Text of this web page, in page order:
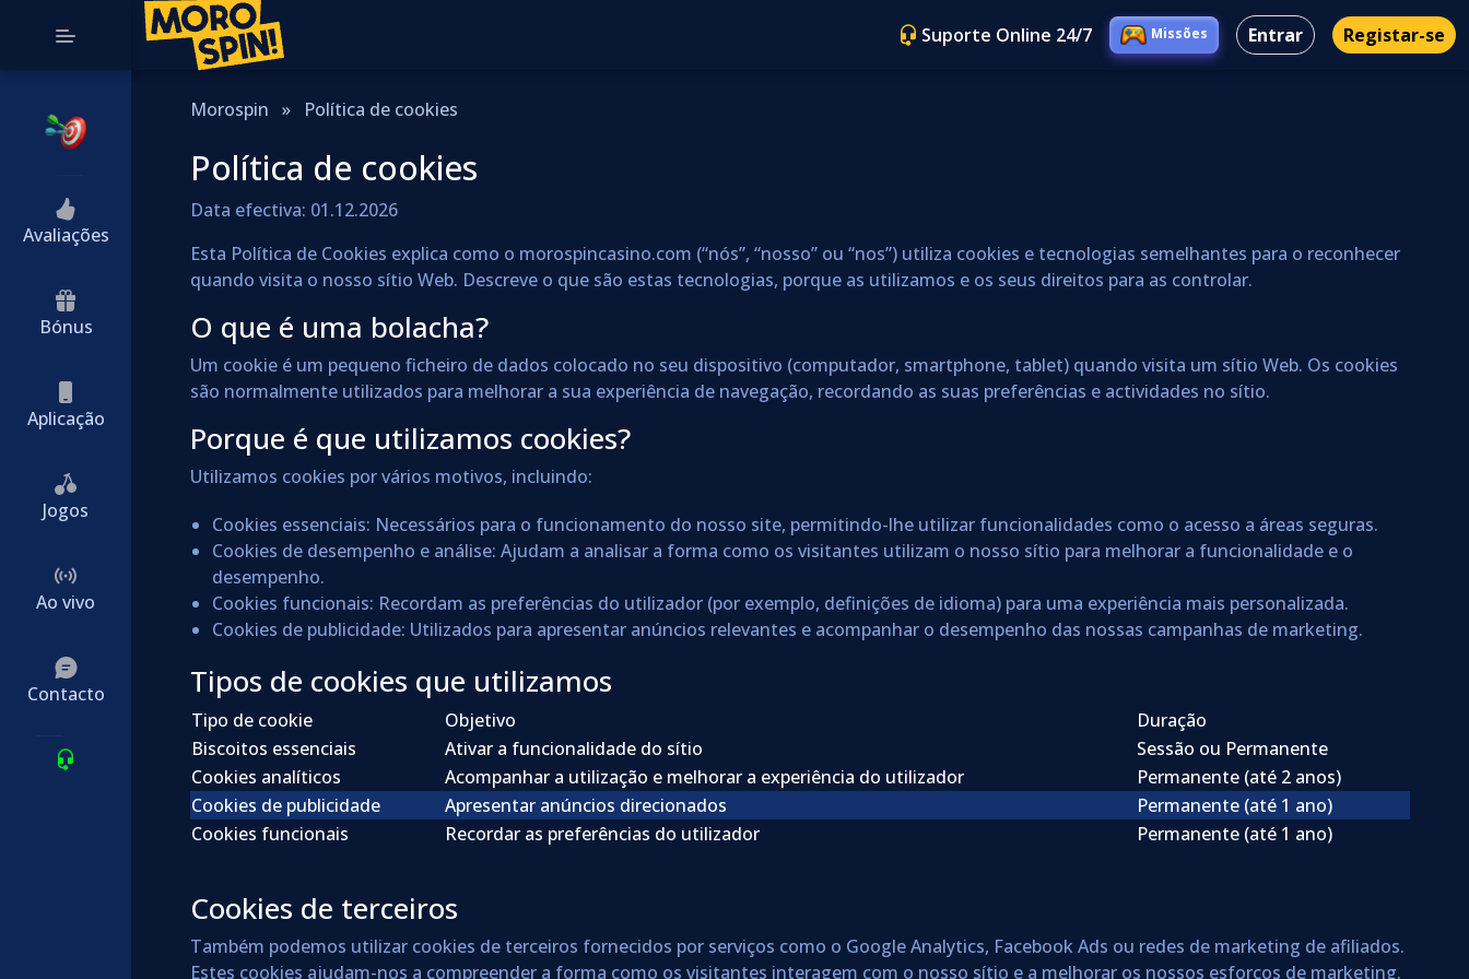
Avaliações
Bónus
Aplicação
Jogos
Ao vivo
Contacto
Suporte Online 24/7 Missões Entrar Registar-se
Morospin » Política de cookies
Política de cookies
Data efectiva: 01.12.2026
Esta Política de Cookies explica como o morospincasino.com (“nós”, “nosso” ou “nos”) utiliza cookies e tecnologias semelhantes para o reconhecer
quando visita o nosso sítio Web. Descreve o que são estas tecnologias, porque as utilizamos e os seus direitos para as controlar.
O que é uma bolacha?
Um cookie é um pequeno ficheiro de dados colocado no seu dispositivo (computador, smartphone, tablet) quando visita um sítio Web. Os cookies
são normalmente utilizados para melhorar a sua experiência de navegação, recordando as suas preferências e actividades no sítio.
Porque é que utilizamos cookies?
Utilizamos cookies por vários motivos, incluindo:
Cookies essenciais: Necessários para o funcionamento do nosso site, permitindo-lhe utilizar funcionalidades como o acesso a áreas seguras.
Cookies de desempenho e análise: Ajudam a analisar a forma como os visitantes utilizam o nosso sítio para melhorar a funcionalidade e o
desempenho.
Cookies funcionais: Recordam as preferências do utilizador (por exemplo, definições de idioma) para uma experiência mais personalizada.
Cookies de publicidade: Utilizados para apresentar anúncios relevantes e acompanhar o desempenho das nossas campanhas de marketing.
Tipos de cookies que utilizamos
Tipo de cookie Objetivo
Duração
Biscoitos essenciais
Ativar a funcionalidade do sítio
Sessão ou Permanente
Cookies analíticos
Acompanhar a utilização e melhorar a experiência do utilizador
Permanente (até 2 anos)
Cookies de publicidade
Apresentar anúncios direcionados
Permanente (até 1 ano)
Cookies funcionais
Recordar as preferências do utilizador Permanente (até 1 ano)
Cookies de terceiros
Também podemos utilizar cookies de terceiros fornecidos por serviços como o Google Analytics, Facebook Ads ou redes de marketing de afiliados.
Estes cookies ajudam-nos a compreender a forma como os visitantes interagem com o nosso sítio e a melhorar os nossos esforços de marketing.